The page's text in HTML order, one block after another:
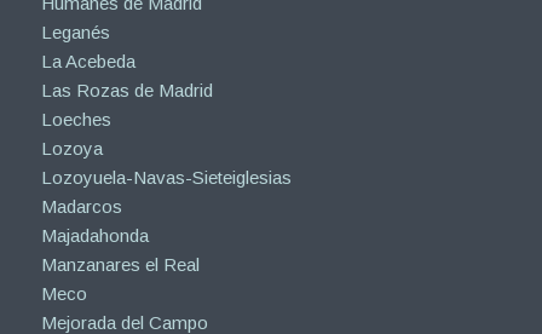
Leganés
La Acebeda
Las Rozas de Madrid
Loeches
Lozoya
Lozoyuela-Navas-Sieteiglesias
Madarcos
Majadahonda
Manzanares el Real
Meco
Mejorada del Campo